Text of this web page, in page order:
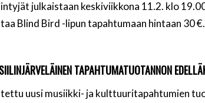
julkaistaan keskiviikkona 11.2. klo
Blind Bird -lipun tapahtumaan hintaan 30
TAPAHTUMATUOTANNON
uusi musiikki- ja kulttuuritapahtumien